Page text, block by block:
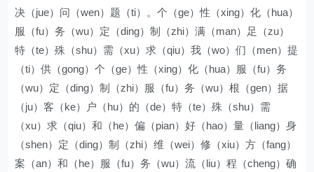
决（jue）问（wen）题（ti）。个（ge）性（xing）化（hua）
服（fu）务（wu）定（ding）制（zhi）满（man）足（zu）
特（te）殊（shu）需（xu）求（qiu）我（wo）们（men）提
（ti）供（gong）个（ge）性（xing）化（hua）服（fu）务
（wu）定（ding）制（zhi）服（fu）务（wu）根（gen）据
（ju）客（ke）户（hu）的（de）特（te）殊（shu）需
（xu）求（qiu）和（he）偏（pian）好（hao）量（liang）身
（shen）定（ding）制（zhi）维（wei）修（xiu）方（fang）
案（an）和（he）服（fu）务（wu）流（liu）程（cheng）确